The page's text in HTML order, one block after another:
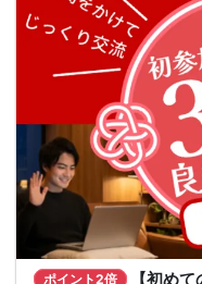
ポイント2倍
【初め